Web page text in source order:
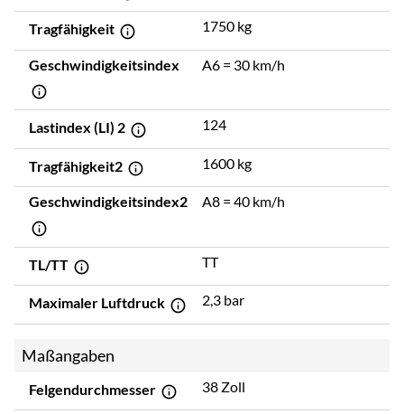
Tragfähigkeit 1750 kg
Geschwindigkeitsindex A6 = 30 km/h
Lastindex (LI) 2 124
Tragfähigkeit2 1600 kg
Geschwindigkeitsindex2 A8 = 40 km/h
TL/TT TT
Maximaler Luftdruck 2,3 bar
Maßangaben
Felgendurchmesser 38 Zoll